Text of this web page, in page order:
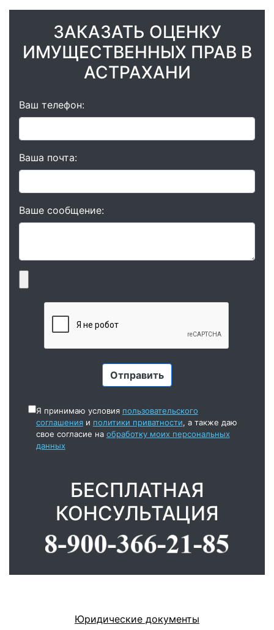
ЗАКАЗАТЬ ОЦЕНКУ
ИМУЩЕСТВЕННЫХ ПРАВ В
АСТРАХАНИ
Ваш телефон:
Ваша почта:
Ваше сообщение:
Я принимаю условия пользовательского
соглашенияи политики приватности, а также даю
свое согласие на обработку моих персональных
данных
БЕСПЛАТНАЯ
КОНСУЛЬТАЦИЯ
Юридические документы